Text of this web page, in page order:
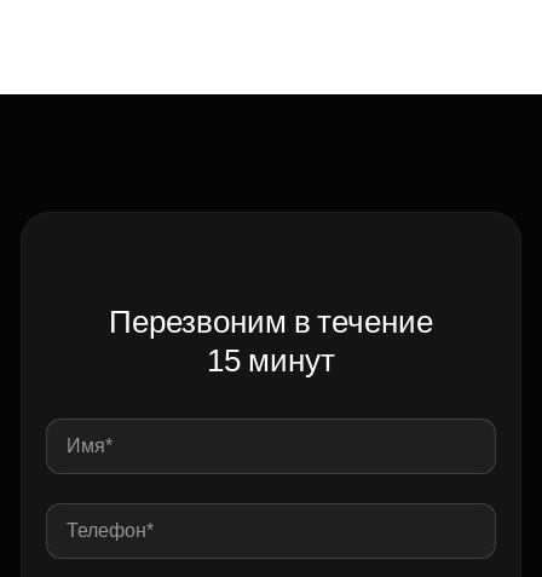
Перезвоним в течение
15 минут